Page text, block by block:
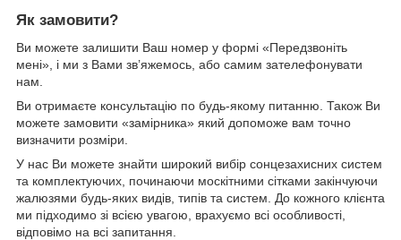
Як замовити?
Ви можете залишити Ваш номер у формі «Передзвоніть
мені», і ми з Вами зв’яжемось, або самим зателефонувати
нам.
Ви отримаєте консультацію по будь-якому питанню. Також Ви
можете замовити «замірника» який допоможе вам точно
визначити розміри.
У нас Ви можете знайти широкий вибір сонцезахисних систем
та комплектуючих, починаючи москітними сітками закінчуючи
жалюзями будь-яких видів, типів та систем. До кожного клієнта
ми підходимо зі всією увагою, врахуємо всі особливості,
відповімо на всі запитання.